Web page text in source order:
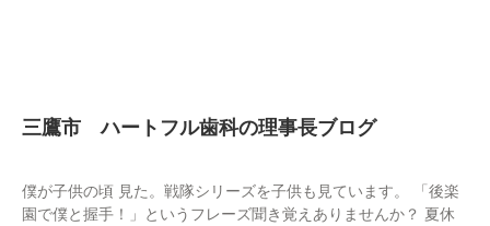
三鷹市 ハートフル歯科の理事長ブログ
僕が子供の頃 見た。戦隊シリーズを子供も見ています。 「後楽
園で僕と握手！」というフレーズ聞き覚えありませんか？ 夏休